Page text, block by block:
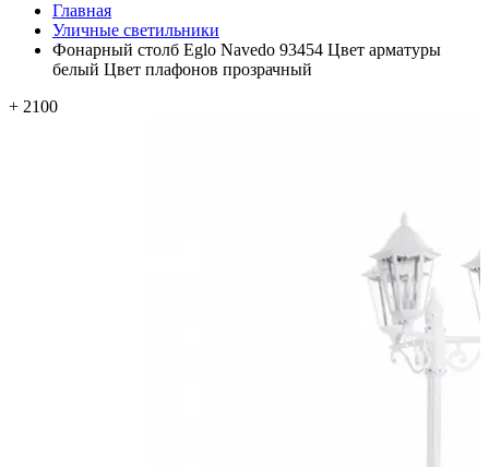
Главная
Уличные светильники
Фонарный столб Eglo Navedo 93454 Цвет арматуры
белый Цвет плафонов прозрачный
+ 2100